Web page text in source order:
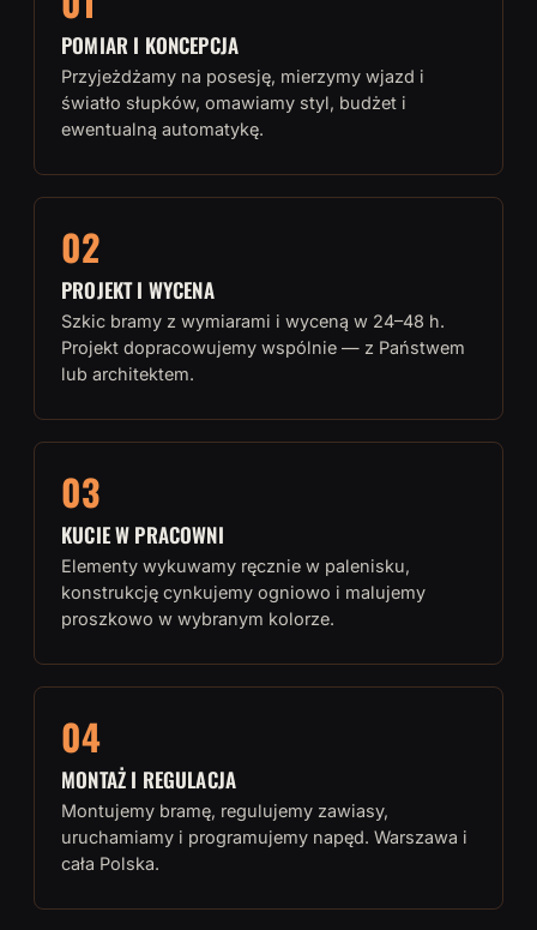
POMIAR I KONCEPCJA
Przyjeżdżamy na posesję, mierzymy wjazd i
światło słupków, omawiamy styl, budżet i
ewentualną automatykę.
02
PROJEKT I WYCENA
Szkic bramy z wymiarami i wyceną w 24–48 h.
Projekt dopracowujemy wspólnie — z Państwem
lub architektem.
03
KUCIE W PRACOWNI
Elementy wykuwamy ręcznie w palenisku,
konstrukcję cynkujemy ogniowo i malujemy
proszkowo w wybranym kolorze.
04
MONTAŻ I REGULACJA
Montujemy bramę, regulujemy zawiasy,
uruchamiamy i programujemy napęd. Warszawa i
cała Polska.